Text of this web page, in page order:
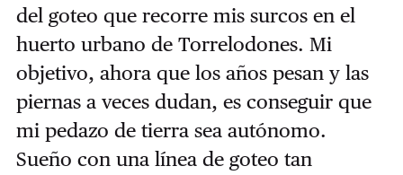
del goteo que recorre mis surcos en el
huerto urbano de Torrelodones. Mi
objetivo, ahora que los años pesan y las
piernas a veces dudan, es conseguir que
mi pedazo de tierra sea autónomo.
Sueño con una línea de goteo tan